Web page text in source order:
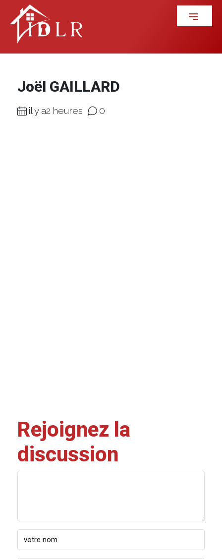
Joël GAILLARD
il y a2 heures 0
Rejoignez la
discussion